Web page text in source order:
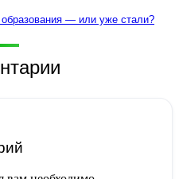
— или уже стали?